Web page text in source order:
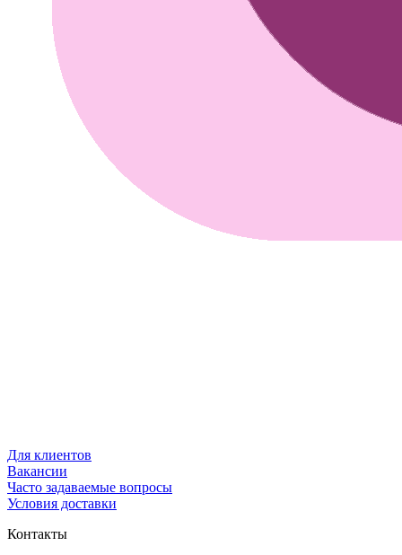
Для клиентов
Вакансии
Часто задаваемые вопросы
Условия доставки
Контакты